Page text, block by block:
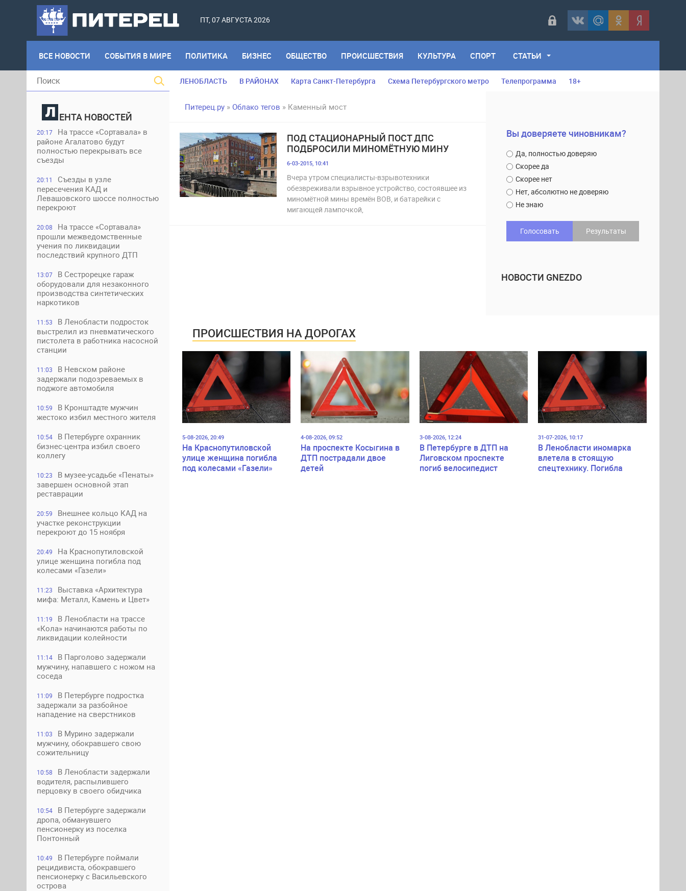
ПТ, 07 АВГУСТА 2026
ВСЕ НОВОСТИ СОБЫТИЯ В МИРЕ ПОЛИТИКА БИЗНЕС ОБЩЕСТВО ПРОИСШЕСТВИЯ КУЛЬТУРА СПОРТ СТАТЬИ
ЕНТА НОВОСТЕЙ
20:17
На трассе «Сортавала» в
районе Агалатово будут
полностью перекрывать все
съезды
20:11
Съезды в узле
пересечения КАД и
Левашовского шоссе полностью
перекроют
20:08
На трассе «Сортавала»
прошли межведомственные
учения по ликвидации
последствий крупного ДТП
13:07
В Сестрорецке гараж
оборудовали для незаконного
производства синтетических
наркотиков
11:53
В Ленобласти подросток
выстрелил из пневматического
пистолета в работника насосной
станции
11:03
В Невском районе
задержали подозреваемых в
поджоге автомобиля
10:59
В Кронштадте мужчин
жестоко избил местного жителя
10:54
В Петербурге охранник
бизнес-центра избил своего
коллегу
10:23
В музее-усадьбе «Пенаты»
завершен основной этап
реставрации
20:59
Внешнее кольцо КАД на
участке реконструкции
перекроют до 15 ноября
20:49
На Краснопутиловской
улице женщина погибла под
колесами «Газели»
11:23
Выставка «Архитектура
мифа: Металл, Камень и Цвет»
11:19
В Ленобласти на трассе
«Кола» начинаются работы по
ликвидации колейности
11:14
В Парголово задержали
мужчину, напавшего с ножом на
соседа
11:09
В Петербурге подростка
задержали за разбойное
нападение на сверстников
11:03
В Мурино задержали
мужчину, обокравшего свою
сожительницу
10:58
В Ленобласти задержали
водителя, распылившего
перцовку в своего обидчика
10:54
В Петербурге задержали
дропа, обманувшего
пенсионерку из поселка
Понтонный
10:49
В Петербурге поймали
рецидивиста, обокравшего
пенсионерку с Васильевского
острова
ЛЕНОБЛАСТЬ В РАЙОНАХ Карта Санкт-Петербурга Схема Петербургского метро Телепрограмма 18+
Питерец.ру » Облако тегов » Каменный мост
ПОД СТАЦИОНАРНЫЙ ПОСТ ДПС
ПОДБРОСИЛИ МИНОМЁТНУЮ МИНУ
6-03-2015, 10:41
Вчера утром специалисты-взрывотехники
обезвреживали взрывное устройство, состоявшее из
миномётной мины времён ВОВ, и батарейки с
мигающей лампочкой,
Вы доверяете чиновникам?
Да, полностью доверяю
Скорее да
Скорее нет
Нет, абсолютно не доверяю
Не знаю
Голосовать Результаты
НОВОСТИ GNEZDO
ПРОИСШЕСТВИЯ НА ДОРОГАХ
5-08-2026, 20:49
На Краснопутиловской
улице женщина погибла
под колесами «Газели»
4-08-2026, 09:52
На проспекте Косыгина в
ДТП пострадали двое
детей
3-08-2026, 12:24
В Петербурге в ДТП на
Лиговском проспекте
погиб велосипедист
31-07-2026, 10:17
В Ленобласти иномарка
влетела в стоящую
спецтехнику. Погибла